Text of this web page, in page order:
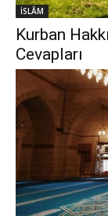
İSLÂM
Kurban
Cevapları